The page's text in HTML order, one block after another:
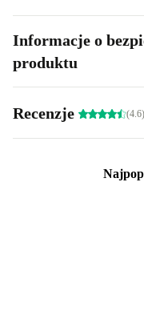
Informacje o
produktu
Recenzje (4.6)